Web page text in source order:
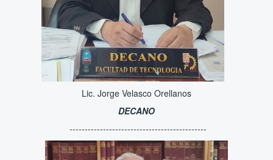
Lic. Jorge Velasco Orellanos
DECANO
---------------------------------------------